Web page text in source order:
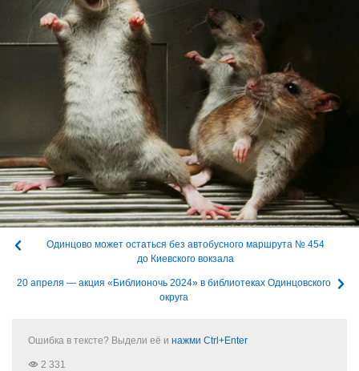
Одинцово может остаться без автобусного маршрута № 454
до Киевского вокзала
20 апреля — акция «Библионочь 2024» в библиотеках Одинцовского
округа
Ошибка в тексте? Выдели её и нажми Ctrl+Enter
2 331